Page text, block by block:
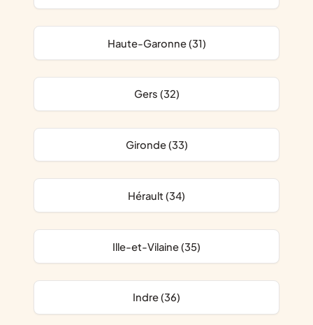
Haute-Garonne (31)
Gers (32)
Gironde (33)
Hérault (34)
Ille-et-Vilaine (35)
Indre (36)